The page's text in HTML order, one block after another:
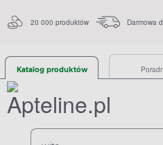
20 000 produktów Darmowa
Katalog produktów